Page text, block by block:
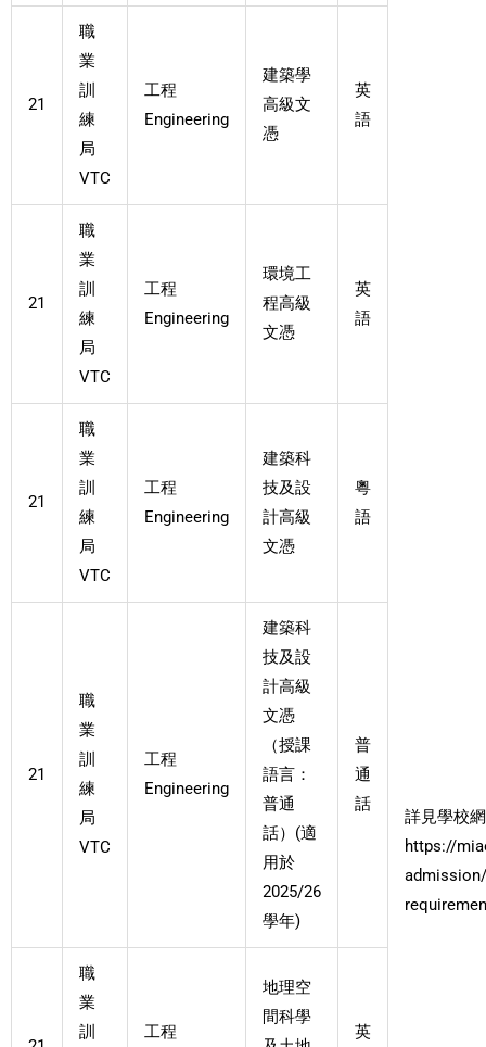
詳見學校
https://
21
職
業
訓
練
局
VTC
工程
Engineering
建築學
高級文
憑
英
語
21
職
業
訓
練
局
VTC
工程
Engineering
環境工
程高級
文憑
英
語
21
職
業
訓
練
局
VTC
工程
Engineering
建築科
技及設
計高級
文憑
粵
語
21
職
業
訓
練
局
VTC
工程
Engineering
建築科
技及設
計高級
文憑
（授課
語言：
普通
話）(適
用於
2025/26
學年)
普
通
話
職
業
訓
工程
地理空
間科學
英